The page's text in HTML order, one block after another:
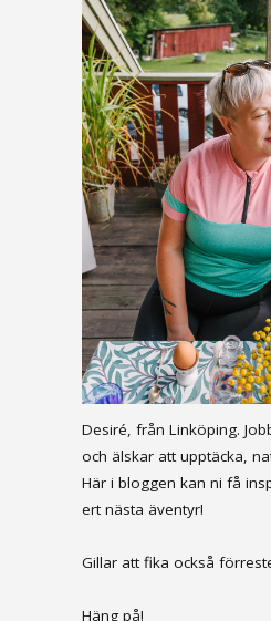
Desiré, från Linköping.
och älskar att upptäcka,
Här i bloggen kan ni få
ert nästa äventyr!
Gillar att fika också
Häng på!